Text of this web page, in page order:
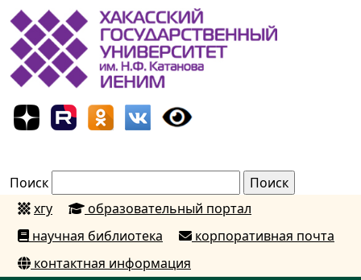
Поиск
хгу
образовательный портал
научная библиотека
корпоративная почта
контактная информация